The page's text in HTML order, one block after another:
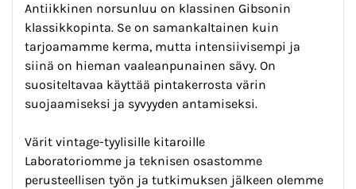
Antiikkinen norsunluu on klassinen Gibsonin
klassikkopinta. Se on samankaltainen kuin
tarjoamamme kerma, mutta intensiivisempi ja
siinä on hieman vaaleanpunainen sävy. On
suositeltavaa käyttää pintakerrosta värin
suojaamiseksi ja syvyyden antamiseksi.
Värit vintage-tyylisille kitaroille
Laboratoriomme ja teknisen osastomme
perusteellisen työn ja tutkimuksen jälkeen olemme